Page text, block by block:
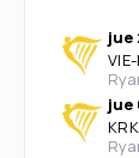
jue
VIE-
jue
KRK